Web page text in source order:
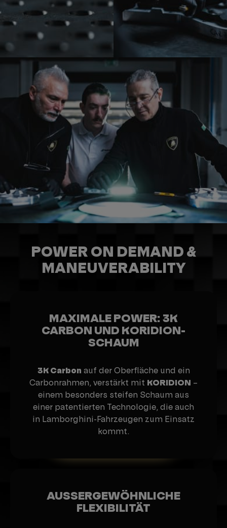
POWER ON DEMAND &
MANEUVERABILITY
MAXIMALE POWER: 3K
CARBON UND KORIDION-
SCHAUM
3K Carbon auf der Oberfläche und ein
Carbonrahmen, verstärkt mit KORIDION –
einem besonders steifen Schaum aus
einer patentierten Technologie, die auch
in Lamborghini-Fahrzeugen zum Einsatz
kommt.
AUSSERGEWÖHNLICHE
FLEXIBILITÄT